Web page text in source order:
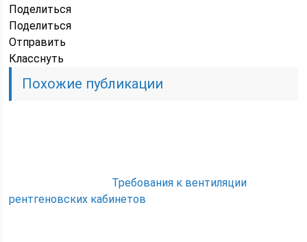
Поделиться
Поделиться
Отправить
Класснуть
Похожие публикации
Требования к вентиляции
рентгеновских кабинетов